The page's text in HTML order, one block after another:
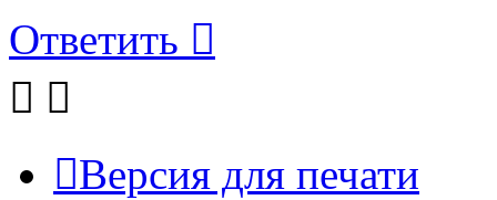
Ответить
Версия для печати